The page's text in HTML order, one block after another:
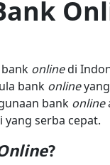
onlinedi
bank online
bank online
serba cepat.
?